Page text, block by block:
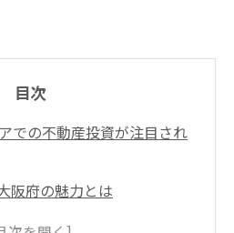
目次
での不動産投資が注目され
阪府の魅力とは
ける大阪府のポテンシャル